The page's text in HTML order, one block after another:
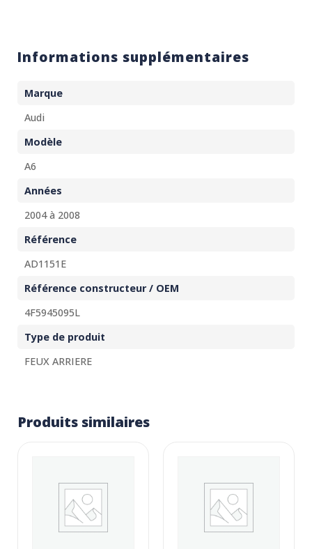
Informations supplémentaires
Marque
Audi
Modèle
A6
Années
2004 à 2008
Référence
AD1151E
Référence constructeur / OEM
4F5945095L
Type de produit
FEUX ARRIERE
Produits similaires